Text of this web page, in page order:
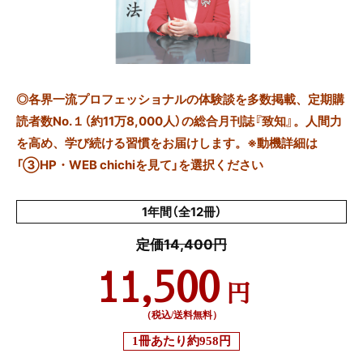
◎各界一流プロフェッショナルの体験談を多数掲載、定期購
読者数No.１（約11万8,000人）の総合月刊誌『致知』。人間力
を高め、学び続ける習慣をお届けします。※動機詳細は
「③HP・WEB chichiを見て」を選択ください
1年間（全12冊）
定価14,400円
11,500 円
（税込/送料無料）
1冊あたり約958円